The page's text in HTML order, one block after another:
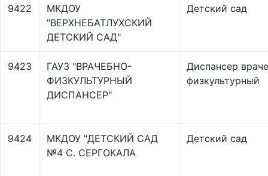
9422
МКДОУ
"ВЕРХНЕБАТЛУХСКИЙ
ДЕТСКИЙ САД"
Детский сад
9423
ГАУЗ "ВРАЧЕБНО-
ФИЗКУЛЬТУРНЫЙ
ДИСПАНСЕР"
Диспансер
физкультурный
9424
МКДОУ "ДЕТСКИЙ САД
№4 С. СЕРГОКАЛА
Детский сад